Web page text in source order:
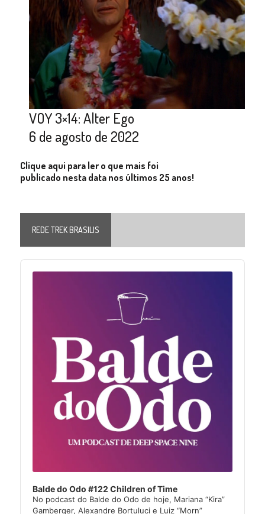
VOY 3×14: Alter Ego
6 de agosto de 2022
Clique aqui para ler o que mais foi
publicado nesta data nos últimos 25 anos!
REDE TREK BRASILIS
Audio
Player
Balde do Odo #122 Children of Time
No podcast do Balde do Odo de hoje, Mariana “Kira”
Gamberger, Alexandre Bortuluci e Luiz “Morn”